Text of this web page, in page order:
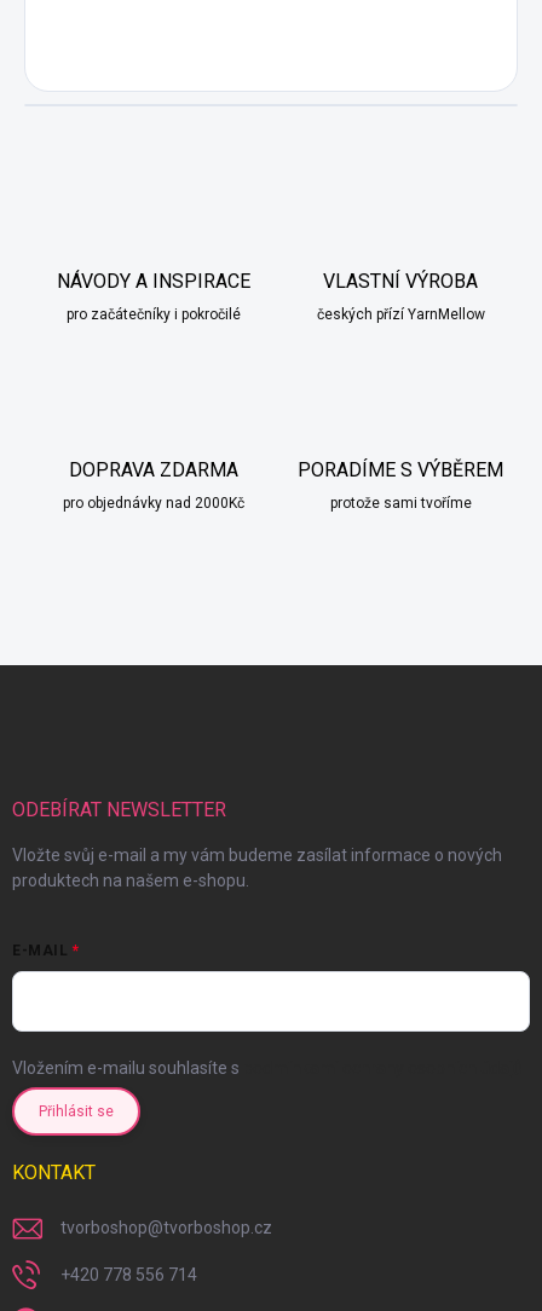
NÁVODY A INSPIRACE
pro začátečníky i pokročilé
VLASTNÍ VÝROBA
českých přízí YarnMellow
DOPRAVA ZDARMA
pro objednávky nad 2000Kč
PORADÍME S VÝBĚREM
protože sami tvoříme
ODEBÍRAT NEWSLETTER
Vložte svůj e-mail a my vám budeme zasílat informace o nových
produktech na našem e-shopu.
E-MAIL
Vložením e-mailu souhlasíte s
Přihlásit se
KONTAKT
tvorboshop@tvorboshop.cz
+420 778 556 714